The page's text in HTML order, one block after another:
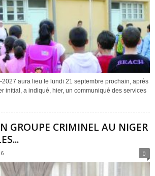
aura lieu le lundi 21 septembre prochain, après
initial, a indiqué, hier, un communiqué des services
GROUPE CRIMINEL AU NIGER
0